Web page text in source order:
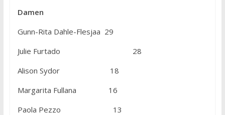
Damen
Gunn-Rita Dahle-Flesjaa 29
Julie Furtado 28
Alison Sydor 18
Margarita Fullana 16
Paola Pezzo 13